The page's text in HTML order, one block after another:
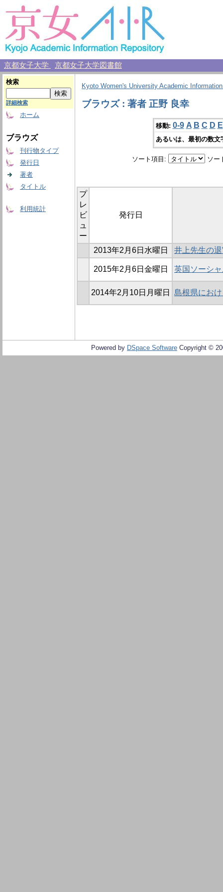
京都女子大学 京都女子大学図書館
検索
詳細検索
ホーム
ブラウズ
刊行物タイプ
発行日
著者
タイトル
利用統計
Kyoto Women's University Academic
ブラウズ : 著者 正野 良幸
移動: 0-9 A B C D E
あるいは、最初の数
ソート項目: ソー
プ
レ
ビ
ュ
ー
発行日
2013年2月6日水曜日 井上先生の
2015年2月6日金曜日 英国ソーシ
2014年2月10日月曜日 島根県にお
Powered by DSpace Software Copyright ©